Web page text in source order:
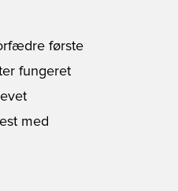
første
fungeret
med